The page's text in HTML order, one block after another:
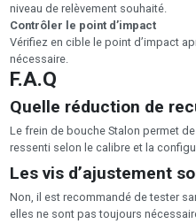
niveau de relèvement souhaité.
Contrôler le point d’impact
Vérifiez en cible le point d’impact
nécessaire.
F.A.Q
Quelle réduction de
Le frein de bouche Stalon permet de
ressenti selon le calibre et la
Les vis d’ajustement
Non, il est recommandé de tester
elles ne sont pas toujours